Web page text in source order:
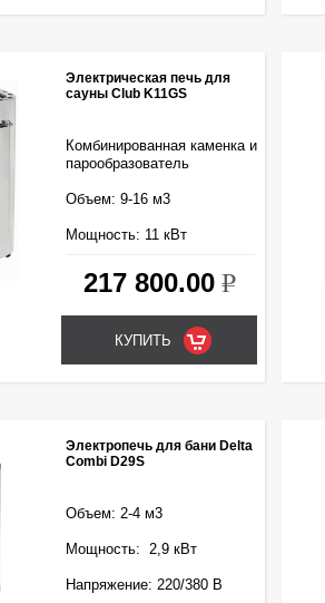
Электрическая печь для
сауны Club K11GS
Комбинированная каменка и
парообразователь
Объем: 9-16 м3
Мощность: 11 кВт
Напряжение: 380 В
217 800.00 k
Электропечь для бани Delta
Combi D29S
Объем: 2-4 м3
Мощность: 2,9 кВт
Напряжение: 220/380 В